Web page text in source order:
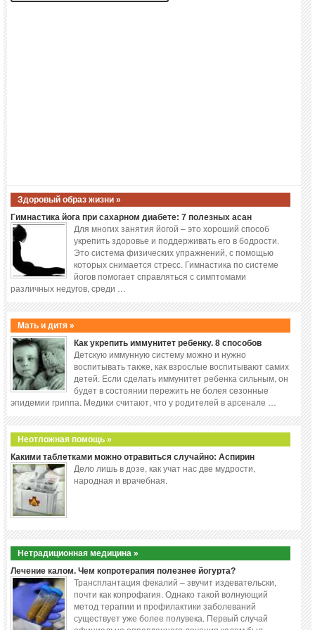
Здоровый образ жизни »
Гимнастика йога при сахарном диабете: 7 полезных асан
Для многих занятия йогой – это хороший способ
укрепить здоровье и поддерживать его в бодрости.
Это система физических упражнений, с помощью
которых снимается стресс. Гимнастика по системе
йогов помогает справляться с симптомами
различных недугов, среди …
Мать и дитя »
Как укрепить иммунитет ребенку. 8 способов
Детскую иммунную систему можно и нужно
воспитывать также, как взрослые воспитывают самих
детей. Если сделать иммунитет ребенка сильным, он
будет в состоянии пережить не болея сезонные
эпидемии гриппа. Медики считают, что у родителей в арсенале …
Неотложная помощь »
Какими таблетками можно отравиться случайно: Аспирин
Дело лишь в дозе, как учат нас две мудрости,
народная и врачебная.
Нетрадиционная медицина »
Лечение калом. Чем копротерапия полезнее йогурта?
Трансплантация фекалий – звучит издевательски,
почти как копрофагия. Однако такой волнующий
метод терапии и профилактики заболеваний
существует уже более полувека. Первый случай